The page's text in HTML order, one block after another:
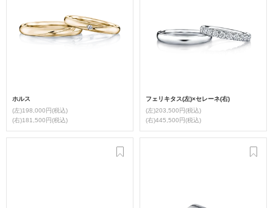
ホルス
(左)198,000円(税込)
(右)181,500円(税込)
フェリキタス(左)×セレーネ(右)
(左)203,500円(税込)
(右)445,500円(税込)